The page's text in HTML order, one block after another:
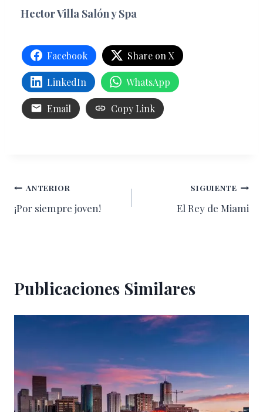
Hector Villa Salón y Spa
Facebook Share on X
LinkedIn WhatsApp
Email Copy Link
Navegación
de
ANTERIOR
¡Por siempre joven!
SIGUIENTE
El Rey de Miami
Publicaciones Similares